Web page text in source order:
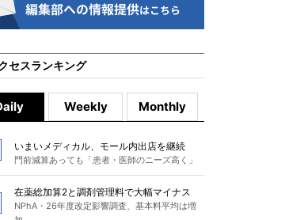
セスランキング
Weekly Monthly
いまいメディカル、モール内出店を継続
門前減算あっても「患者・医師のニーズ高く」
在薬総加算2と調剤管理料で大幅マイナス
NPhA・26年度改定影響調査、基本料平均は増